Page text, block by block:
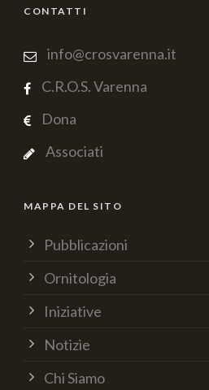
CONTATTI
info@crosvarenna.it
C.R.O.S. Varenna
Dona
Associati
MAPPA DEL SITO
Pubblicazioni
Ornitologia
Iniziative
Notizie
Chi Siamo